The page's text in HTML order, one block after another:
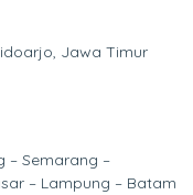
Jawa Timur
– Semarang –
– Lampung – Batam